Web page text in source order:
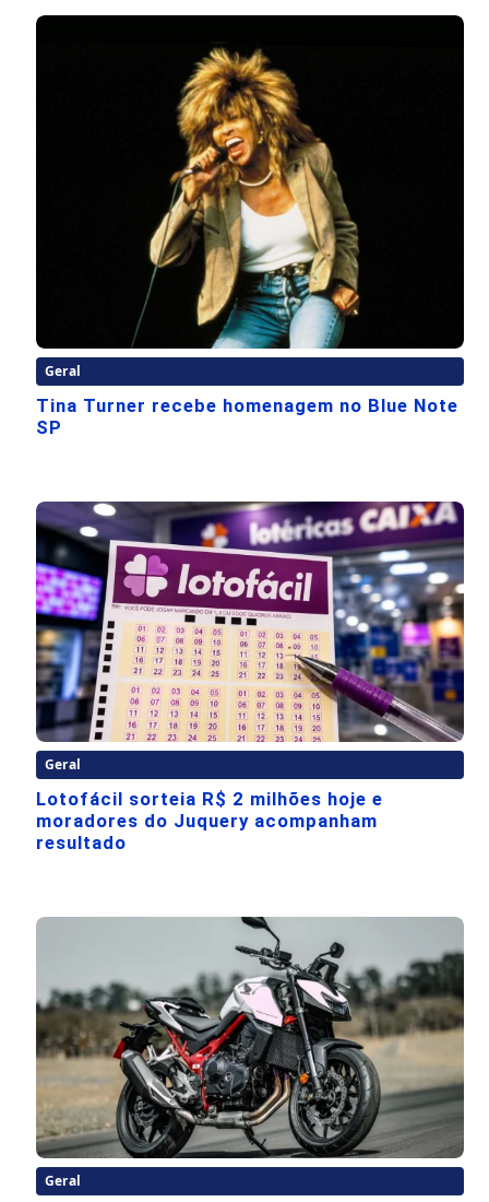
Geral
Tina Turner recebe homenagem no Blue Note
SP
Geral
Lotofácil sorteia R$ 2 milhões hoje e
moradores do Juquery acompanham
resultado
Geral